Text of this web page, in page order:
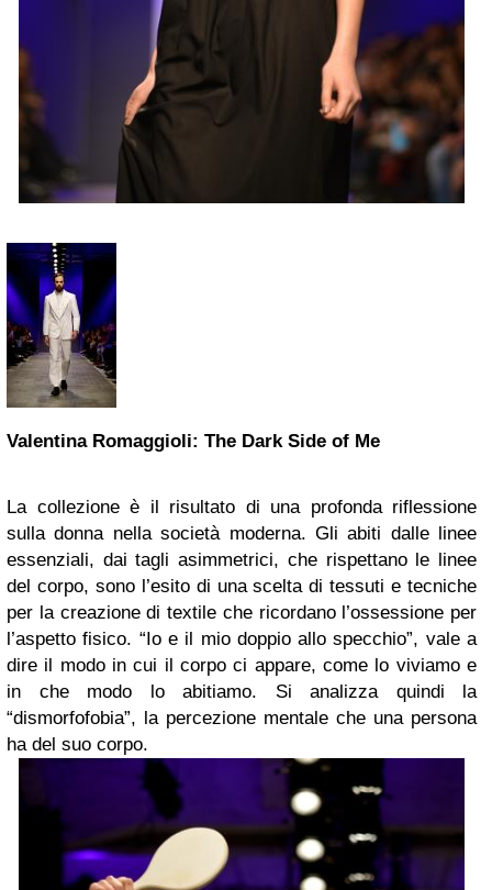
Valentina Romaggioli: The Dark Side of Me
La collezione è il risultato di una profonda riflessione
sulla donna nella società moderna. Gli abiti dalle linee
essenziali, dai tagli asimmetrici, che rispettano le linee
del corpo, sono l’esito di una scelta di tessuti e tecniche
per la creazione di textile che ricordano l’ossessione per
l’aspetto fisico. “Io e il mio doppio allo specchio”, vale a
dire il modo in cui il corpo ci appare, come lo viviamo e
in che modo lo abitiamo. Si analizza quindi la
“dismorfofobia”, la percezione mentale che una persona
ha del suo corpo.